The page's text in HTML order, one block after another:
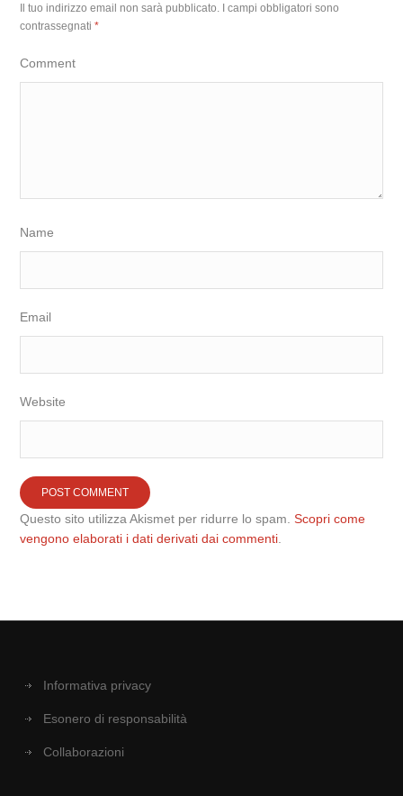
Il tuo indirizzo email non sarà pubblicato. I campi obbligatori sono
contrassegnati*
Comment
Name
Email
Website
Questo sito utilizza Akismet per ridurre lo spam.Scopri come
vengono elaborati i dati derivati dai commenti
Informativa privacy
Esonero di responsabilità
Collaborazioni